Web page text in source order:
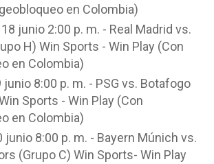
en Colombia)
junio 2:00 p. m. - Real Madrid vs.
H) Win Sports - Win Play (Con
en Colombia)
8:00 p. m. - PSG vs. Botafogo
Sports - Win Play (Con
en Colombia)
junio 8:00 p. m. - Bayern Múnich vs.
(Grupo C) Win Sports- Win Play